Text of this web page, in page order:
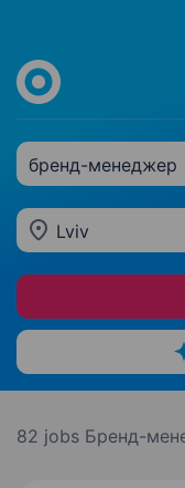
бренд-менеджер
Lviv
82 jobs Бренд-